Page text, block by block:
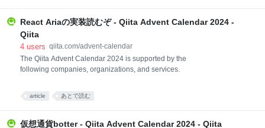
React Ariaの実装読むぞ - Qiita Advent Calendar 2024 -
Qiita
4 users qiita.com/advent-calendar
The Qiita Advent Calendar 2024 is supported by the
following companies, organizations, and services.
article あとで読む
仮想通貨botter - Qiita Advent Calendar 2024 - Qiita